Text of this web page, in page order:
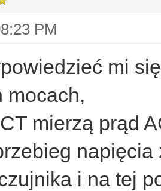
PM
mi
mocach,
mierzą prąd
i na tej